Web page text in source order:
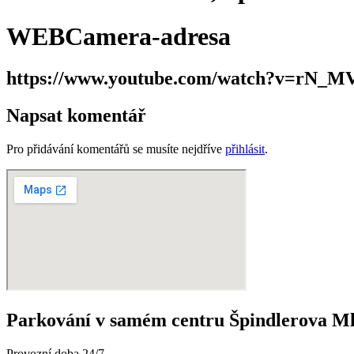
WEBCamera-adresa
https://www.youtube.com/
Napsat komentář
Pro přidávání komentářů se musíte nejdříve přihlásit.
Parkování v samém centru Špindlerova